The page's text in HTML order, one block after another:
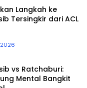
Langkah ke
Tersingkir dari ACL
vs Ratchaburi:
Mental Bangkit